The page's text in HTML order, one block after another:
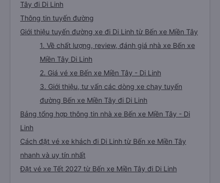
Tây đi Di Linh
Thông tin tuyến đường
Giới thiệu tuyến đường xe đi Di Linh từ Bến xe Miền Tây
1. Về chất lượng, review, đánh giá nhà xe Bến xe
Miền Tây Di Linh
2. Giá vé xe Bến xe Miền Tây - Di Linh
3. Giới thiệu, tư vấn các dòng xe chạy tuyến
đường Bến xe Miền Tây đi Di Linh
Bảng tổng hợp thông tin nhà xe Bến xe Miền Tây - Di
Linh
Cách đặt vé xe khách đi Di Linh từ Bến xe Miền Tây
nhanh và uy tín nhất
Đặt vé xe Tết 2027 từ Bến xe Miền Tây đi Di Linh